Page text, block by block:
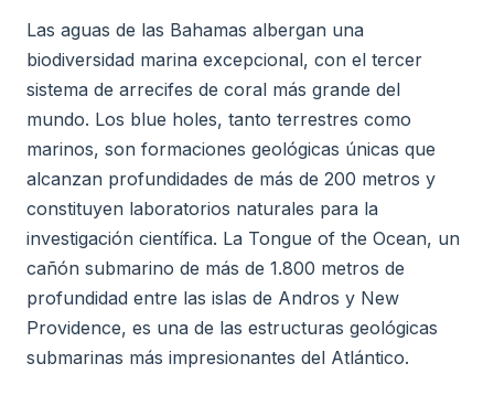
Las aguas de las Bahamas albergan una
biodiversidad marina excepcional, con el tercer
sistema de arrecifes de coral más grande del
mundo. Los blue holes, tanto terrestres como
marinos, son formaciones geológicas únicas que
alcanzan profundidades de más de 200 metros y
constituyen laboratorios naturales para la
investigación científica. La Tongue of the Ocean, un
cañón submarino de más de 1.800 metros de
profundidad entre las islas de Andros y New
Providence, es una de las estructuras geológicas
submarinas más impresionantes del Atlántico.